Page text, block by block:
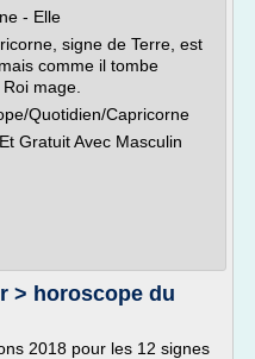
- Elle
signe de Terre, est
comme il tombe
mage.
Quotidien/Capricorne
Gratuit Avec Masculin
> horoscope du
2018 pour les 12 signes